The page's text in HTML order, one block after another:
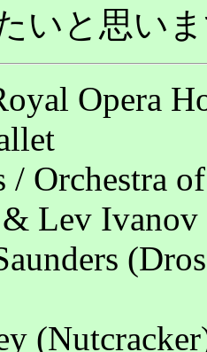
いと思い
Opera
/ Orchestra
Lev